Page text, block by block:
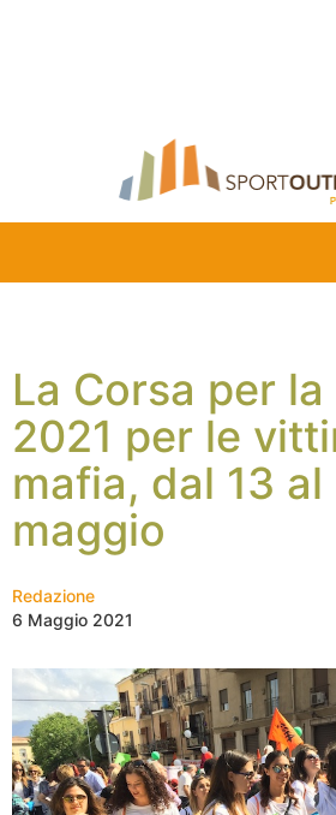
La Corsa per
2021 per le
mafia, dal 13 al
maggio
Redazione
6 Maggio 2021